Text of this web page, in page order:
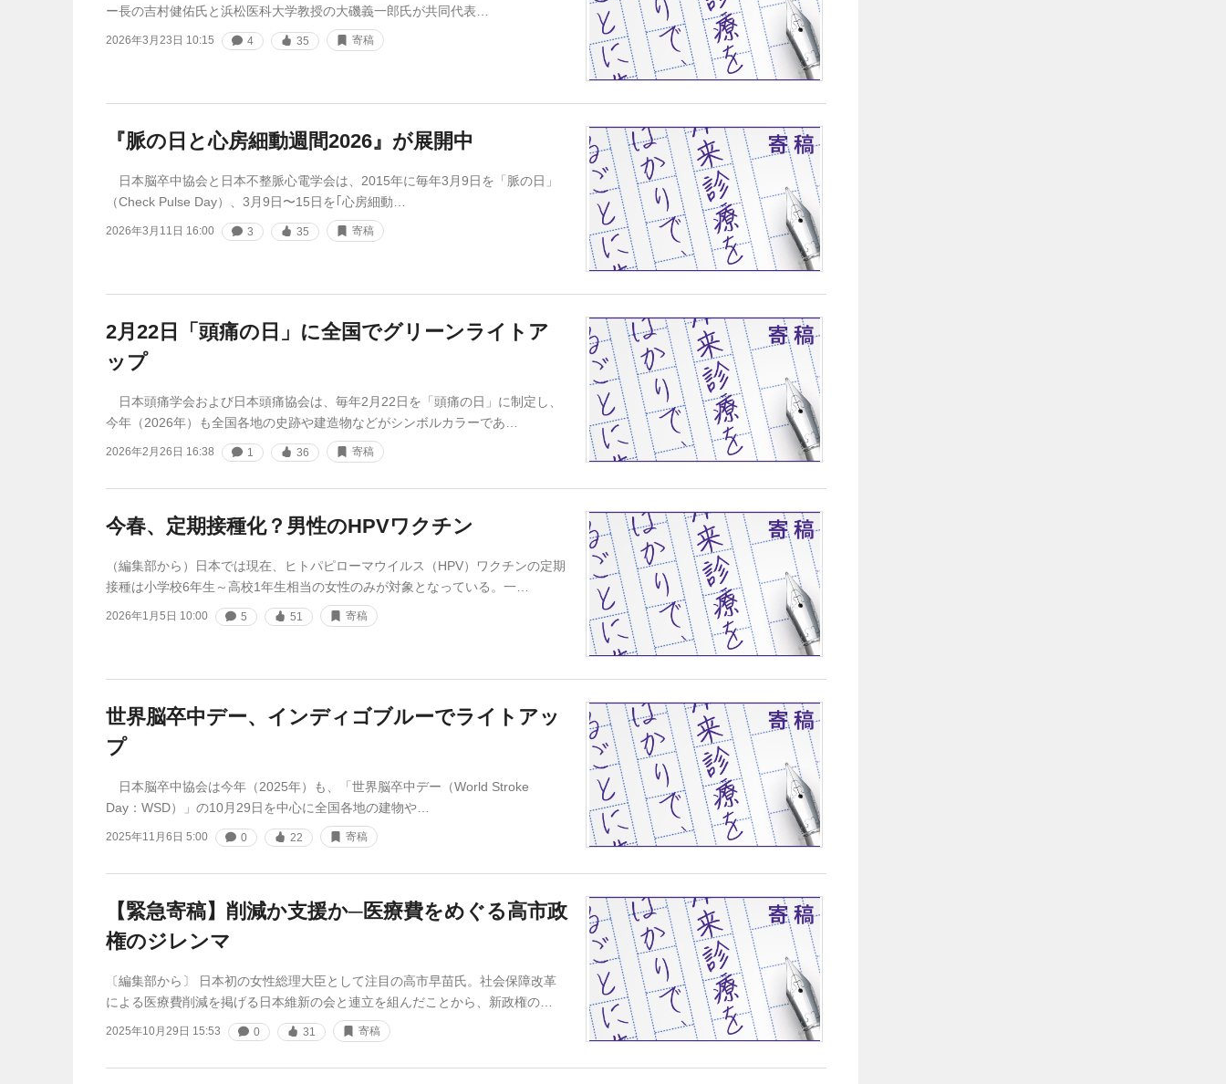
ー長の吉村健佑氏と浜松医科大学教授の大磯義一郎氏が共同代表…
2026年3月23日 10:15 4 35 寄稿
『脈の日と心房細動週間2026』が展開中
日本脳卒中協会と日本不整脈心電学会は、2015年に毎年3月9日を「脈の日」
（Check Pulse Day）、3月9日〜15日を｢心房細動…
2026年3月11日 16:00 3 35 寄稿
2月22日「頭痛の日」に全国でグリーンライトア
ップ
日本頭痛学会および日本頭痛協会は、毎年2月22日を「頭痛の日」に制定し、
今年（2026年）も全国各地の史跡や建造物などがシンボルカラーであ…
2026年2月26日 16:38 1 36 寄稿
今春、定期接種化？男性のHPVワクチン
（編集部から）日本では現在、ヒトパピローマウイルス（HPV）ワクチンの定期
接種は小学校6年生～高校1年生相当の女性のみが対象となっている。一…
2026年1月5日 10:00 5 51 寄稿
世界脳卒中デー、インディゴブルーでライトアッ
プ
日本脳卒中協会は今年（2025年）も、「世界脳卒中デー（World Stroke
Day：WSD）」の10月29日を中心に全国各地の建物や…
2025年11月6日 5:00 0 22 寄稿
【緊急寄稿】削減か支援か─医療費をめぐる高市政
権のジレンマ
〔編集部から〕 日本初の女性総理大臣として注目の高市早苗氏。社会保障改革
による医療費削減を掲げる日本維新の会と連立を組んだことから、新政権の…
2025年10月29日 15:53 0 31 寄稿